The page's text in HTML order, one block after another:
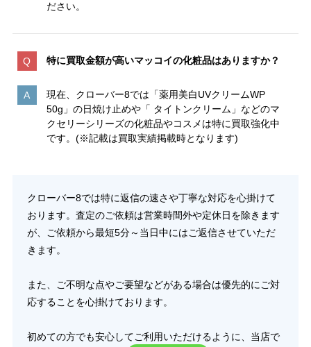
ださい。
特に買取金額が高いマッコイの化粧品はありますか？
現在、クローバー8では「薬用美白UVクリームWP
50g」の日焼け止めや「 タイトンクリーム」などのマ
クセリーシリーズの化粧品やコスメは特に買取強化中
です。(※記載は買取実績掲載時となります)
クローバー8では特に返信の速さや丁寧な対応を心掛けて
おります。査定のご依頼は営業時間外や定休日を除きます
が、ご依頼から最短5分～当日中にはご返信させていただ
きます。
また、ご不明な点やご要望などがある場合は優先的にご対
応することを心掛けております。
初めての方でも安心してご利用いただけるように、当店で